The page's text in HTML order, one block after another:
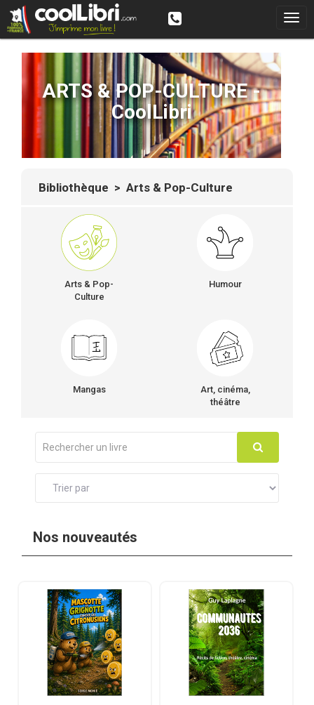
ARTS & POP-CULTURE -
CoolLibri
Bibliothèque > Arts & Pop-Culture
Arts & Pop-
Culture
Humour
Mangas
Art, cinéma,
théâtre
Nos nouveautés